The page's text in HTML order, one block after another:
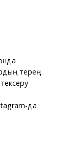
терең
да